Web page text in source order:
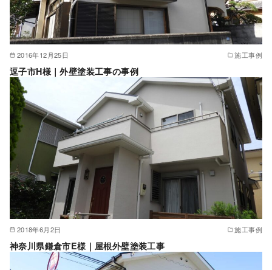
2016年12月25日 施工事例
逗子市H様｜外壁塗装工事の事例
2018年6月2日 施工事例
神奈川県鎌倉市E様｜屋根外壁塗装工事